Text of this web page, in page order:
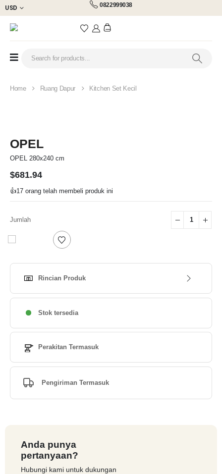
USD 0822999038
Home Ruang Dapur Kitchen Set Kecil
OPEL
OPEL 280x240 cm
$681.94
👍17 orang telah membeli produk ini
Jumlah
Rincian Produk
Stok tersedia
Perakitan Termasuk
Pengiriman Termasuk
Anda punya
pertanyaan?
Hubungi kami untuk dukungan